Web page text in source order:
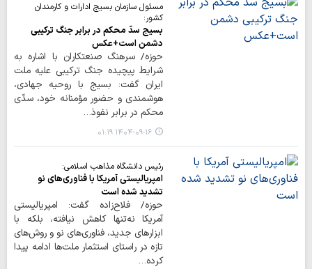
مسئول سازمان بسیج ادارات و کارمندان
کشور:
بسیج سدّ محکم در برابر جنگ ترکیبی
دشمن است+عکس
حوزه/ سرهنگ صنعتکاران با اشاره به
شرایط پیچیده جنگ ترکیبی علیه ملت
ایران گفت: بسیج با روحیه جهادی،
هوشمندی و حضور مؤمنانه خود، سدّی
محکم در برابر نفوذ…
۱۴۰۴-۰۹-۱۶ ۰۱:۱۹
رئیس دانشگاه مذاهب اسلامی:
امپریالیستی آمریکا با فناوری‌های نو
تشدید شده است
حوزه/ فلاح‌زاده گفت: امپریالیستی
آمریکا نه‌تنها کاهش نیافته، بلکه با
ابزارهای جدید، فناوری‌های نو و روش‌های
تازه در راستای استثمار ملت‌ها ادامه پیدا
کرده…